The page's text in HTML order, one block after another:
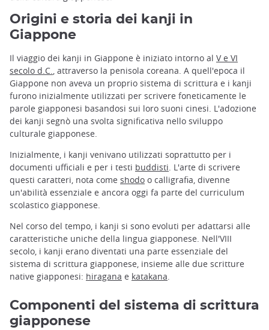
Origini e storia dei kanji in
Giappone
Il viaggio dei kanji in Giappone è iniziato intorno al V e VI
secolo d.C. , attraverso la penisola coreana. A quell'epoca il
Giappone non aveva un proprio sistema di scrittura e i kanji
furono inizialmente utilizzati per scrivere foneticamente le
parole giapponesi basandosi sui loro suoni cinesi. L'adozione
dei kanji segnò una svolta significativa nello sviluppo
culturale giapponese.
Inizialmente, i kanji venivano utilizzati soprattutto per i
documenti ufficiali e per i testi buddisti. L'arte di scrivere
questi caratteri, nota come shodo o calligrafia, divenne
un'abilità essenziale e ancora oggi fa parte del curriculum
scolastico giapponese.
Nel corso del tempo, i kanji si sono evoluti per adattarsi alle
caratteristiche uniche della lingua giapponese. Nell'VIII
secolo, i kanji erano diventati una parte essenziale del
sistema di scrittura giapponese, insieme alle due scritture
native giapponesi: hiragana e katakana.
Componenti del sistema di scrittura
giapponese